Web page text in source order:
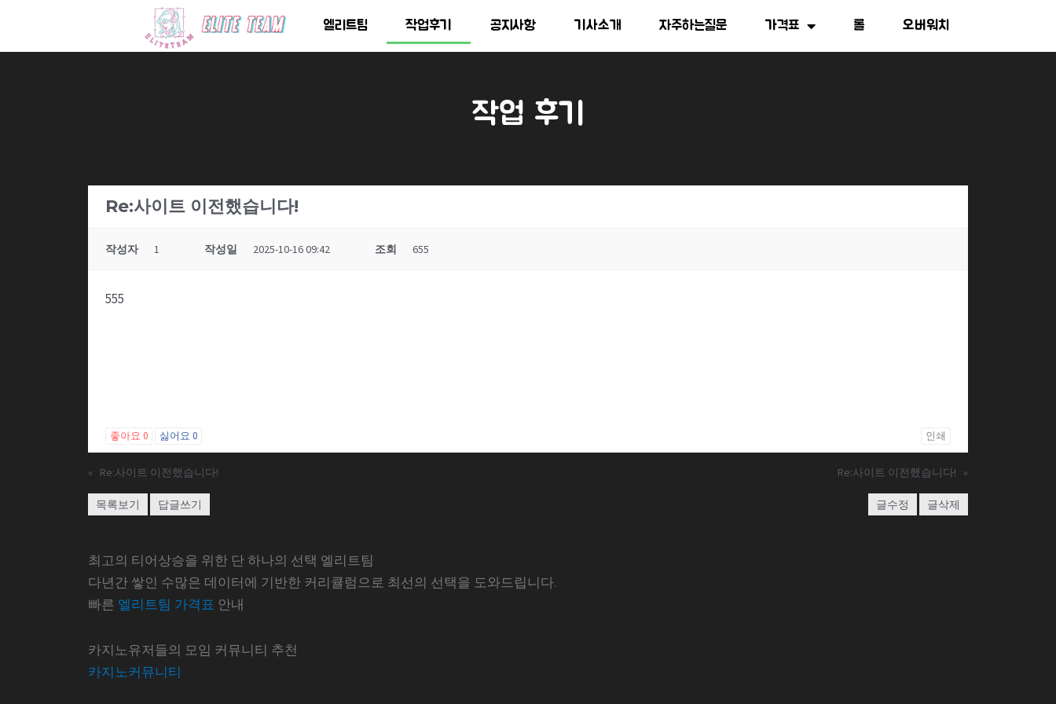
츠
엘리트팀 작업후기 공지사항 기사소개 자주하는질문 가격표 롤 오버워치
작업 후기
Re:사이트 이전했습니다!
작성자 1 작성일 2025-10-16 09:42 조회 655
555
좋아요 0 싫어요 0 인쇄
« Re:사이트 이전했습니다! Re:사이트 이전했습니다! »
목록보기 답글쓰기 글수정 글삭제
최고의 티어상승을 위한 단 하나의 선택 엘리트팀
다년간 쌓인 수많은 데이터에 기반한 커리큘럼으로 최선의 선택을 도와드립니다.
빠른 엘리트팀 가격표 안내
카지노유저들의 모임 커뮤니티 추천
카지노커뮤니티